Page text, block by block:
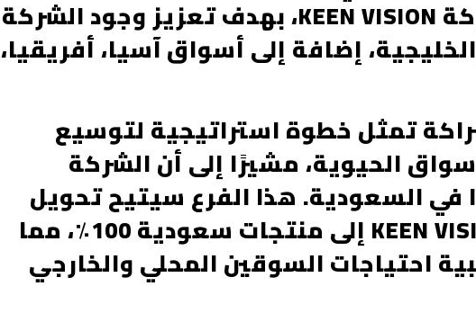
شراكة بنسبة 50٪ مع شركة KEEN VISION، بهدف تعزيز وجود الشركة
إضافة إلى أسواق آسيا، أفريقيا،
تمثل خطوة استراتيجية لتوسيع
الحيوية، مشيرًا إلى أن الشركة
في السعودية. هذا الفرع سيتيح تحويل
جميع منتجات وبرامج KEEN VISION إلى منتجات سعودية 100٪، مما
احتياجات السوقين المحلي والخارجي